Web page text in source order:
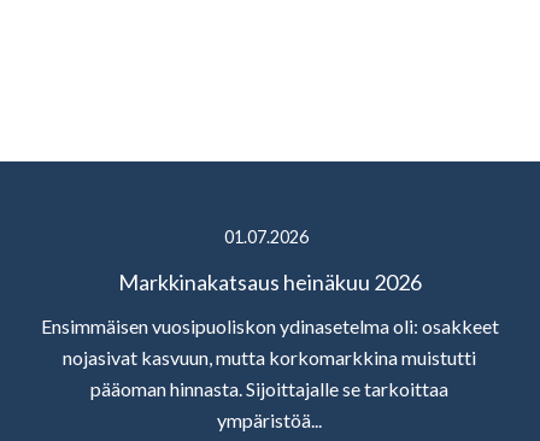
01.07.2026
Markkinakatsaus heinäkuu 2026
Ensimmäisen vuosipuoliskon ydinasetelma oli: osakkeet
nojasivat kasvuun, mutta korkomarkkina muistutti
pääoman hinnasta. Sijoittajalle se tarkoittaa
ympäristöä...